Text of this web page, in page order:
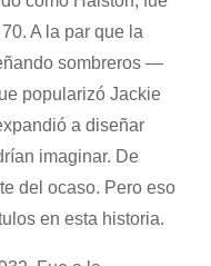
A la par que la
sombreros —
popularizó Jackie
a diseñar
imaginar. De
del ocaso. Pero eso
en esta historia.